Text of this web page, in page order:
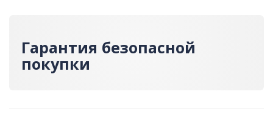
Гарантия безопасной
покупки